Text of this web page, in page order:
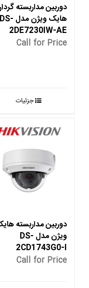
دوربین مداربسته
هایک ویژن مدل DS-
2DE7230IW-AE
Call for Price
جزئیات
دوربین مداربسته
ویژن مدل DS-
2CD1743G0-I
Call for Price